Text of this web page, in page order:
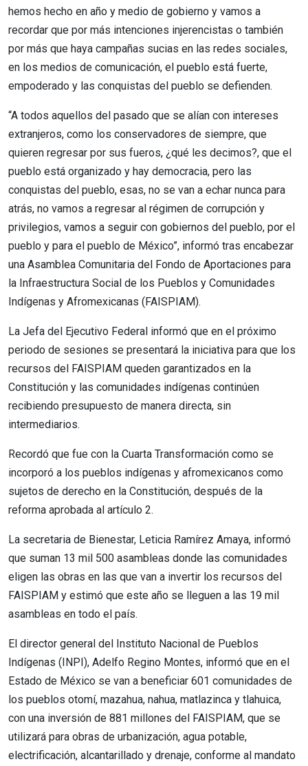
hemos hecho en año y medio de gobierno y vamos a
recordar que por más intenciones injerencistas o también
por más que haya campañas sucias en las redes sociales,
en los medios de comunicación, el pueblo está fuerte,
empoderado y las conquistas del pueblo se defienden.
“A todos aquellos del pasado que se alían con intereses
extranjeros, como los conservadores de siempre, que
quieren regresar por sus fueros, ¿qué les decimos?, que el
pueblo está organizado y hay democracia, pero las
conquistas del pueblo, esas, no se van a echar nunca para
atrás, no vamos a regresar al régimen de corrupción y
privilegios, vamos a seguir con gobiernos del pueblo, por el
pueblo y para el pueblo de México”, informó tras encabezar
una Asamblea Comunitaria del Fondo de Aportaciones para
la Infraestructura Social de los Pueblos y Comunidades
Indígenas y Afromexicanas (FAISPIAM).
La Jefa del Ejecutivo Federal informó que en el próximo
periodo de sesiones se presentará la iniciativa para que los
recursos del FAISPIAM queden garantizados en la
Constitución y las comunidades indígenas continúen
recibiendo presupuesto de manera directa, sin
intermediarios.
Recordó que fue con la Cuarta Transformación como se
incorporó a los pueblos indígenas y afromexicanos como
sujetos de derecho en la Constitución, después de la
reforma aprobada al artículo 2.
La secretaria de Bienestar, Leticia Ramírez Amaya, informó
que suman 13 mil 500 asambleas donde las comunidades
eligen las obras en las que van a invertir los recursos del
FAISPIAM y estimó que este año se lleguen a las 19 mil
asambleas en todo el país.
El director general del Instituto Nacional de Pueblos
Indígenas (INPI), Adelfo Regino Montes, informó que en el
Estado de México se van a beneficiar 601 comunidades de
los pueblos otomí, mazahua, nahua, matlazinca y tlahuica,
con una inversión de 881 millones del FAISPIAM, que se
utilizará para obras de urbanización, agua potable,
electrificación, alcantarillado y drenaje, conforme al mandato